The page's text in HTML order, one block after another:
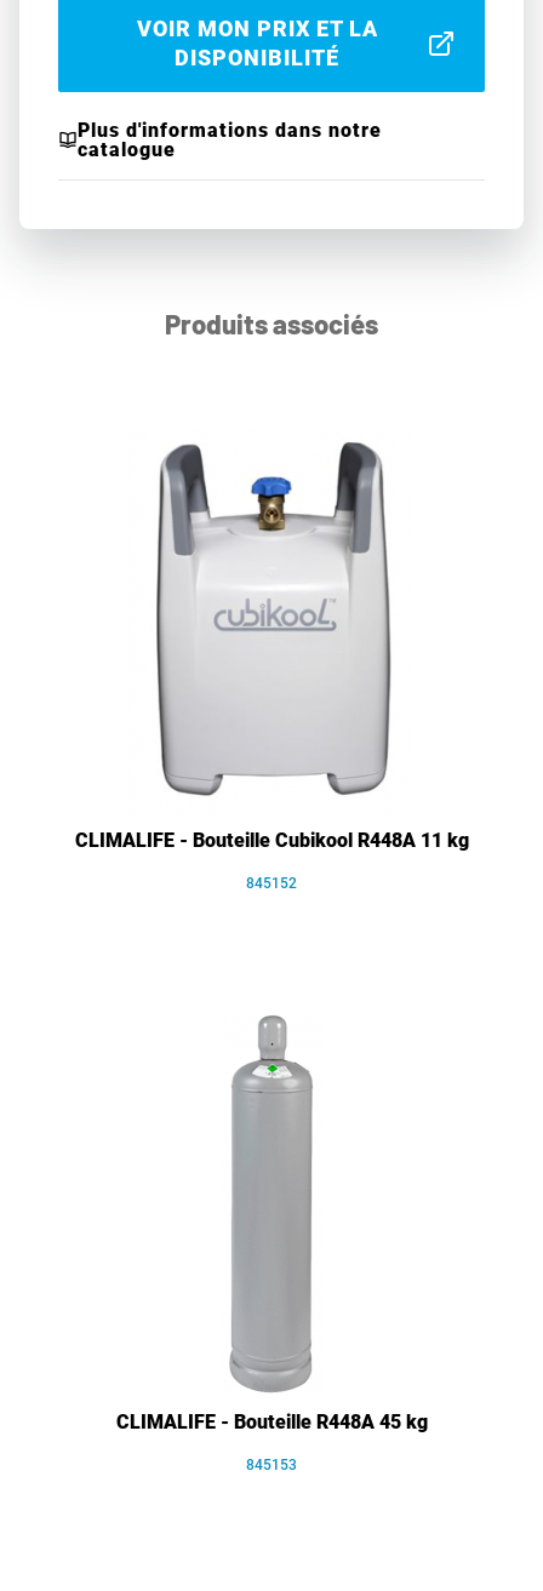
VOIR MON PRIX ET LA
DISPONIBILITÉ
Plus d'informations dans notre
catalogue
Produits associés
CLIMALIFE - Bouteille Cubikool R448A 11 kg
845152
CLIMALIFE - Bouteille R448A 45 kg
845153